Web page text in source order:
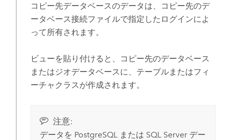
コピー先データベースのデータは、コピー先のデ
ータベース接続ファイルで指定したログインによ
って所有されます。
ビューを貼り付けると、コピー先のデータベース
またはジオデータベースに、テーブルまたはフィ
ーチャクラスが作成されます。
注意:
データを PostgreSQLまたは SQL Serverデー